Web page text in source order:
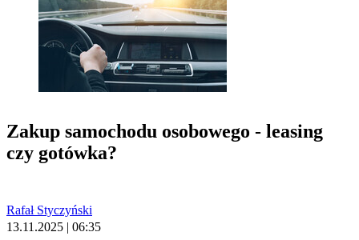
Zakup samochodu osobowego - leasing
czy gotówka?
Rafał Styczyński
13.11.2025 | 06:35